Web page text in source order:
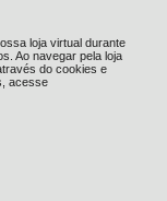
loja virtual durante
Ao navegar pela loja
do cookies e
acesse